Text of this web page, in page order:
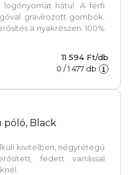
logónyomat hátul. A férfi
gravírozott gombok.
a nyakrészen. 100%
11 594 Ft/db
0 /1 477 db
póló, Black
kivitelben, négyrétegű
fedett varrással